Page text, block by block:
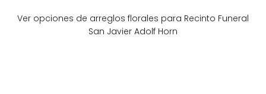
Ver opciones de arreglos florales para Recinto Funeral
San Javier Adolf Horn